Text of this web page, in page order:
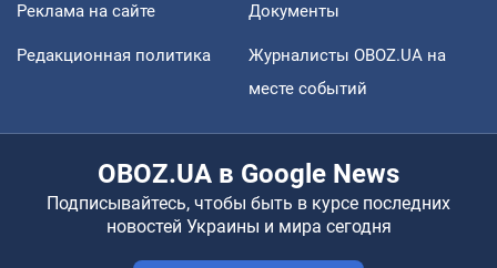
Реклама на сайте Документы
Редакционная политика
Журналисты OBOZ.UA на
месте событий
OBOZ.UA в Google News
Подписывайтесь, чтобы быть в курсе последних
новостей Украины и мира сегодня